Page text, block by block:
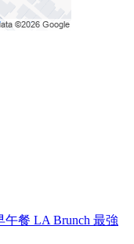
餐 LA Brunch 最強